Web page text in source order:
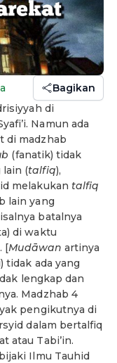
Bagikan
di
Namun ada
di madzhab
(fanatik) tidak
lain (talfiq),
melakukan talfiq
lain yang
batalnya
di waktu
[Mudāwan artinya
tidak ada yang
lengkap dan
Madzhab 4
pengikutnya di
dalam bertalfiq
atau Tabi’in.
Ilmu Tauhid